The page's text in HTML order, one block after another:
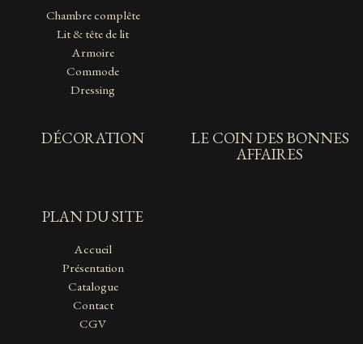
Chambre complête
Lit & tête de lit
Armoire
Commode
Dressing
DÉCORATION
LE COIN DES BONNES
AFFAIRES
PLAN DU SITE
Accueil
Présentation
Catalogue
Contact
CGV